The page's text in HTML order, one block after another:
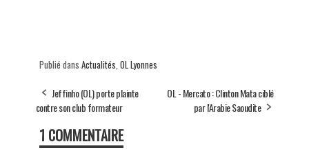
Publié dans Actualités OL Lyonnes
Jeffinho (OL) porte plainte
contre son club formateur
OL - Mercato : Clinton Mata ciblé
par l'Arabie Saoudite
1 COMMENTAIRE